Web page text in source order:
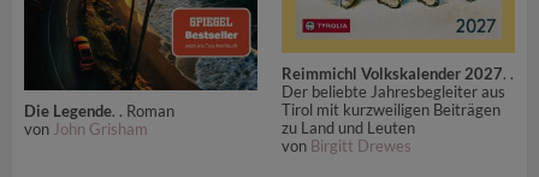
Die Legende. . Roman
von John Grisham
Reimmichl Volkskalender 2027. .
Der beliebte Jahresbegleiter aus
Tirol mit kurzweiligen Beiträgen
zu Land und Leuten
von Birgitt Drewes